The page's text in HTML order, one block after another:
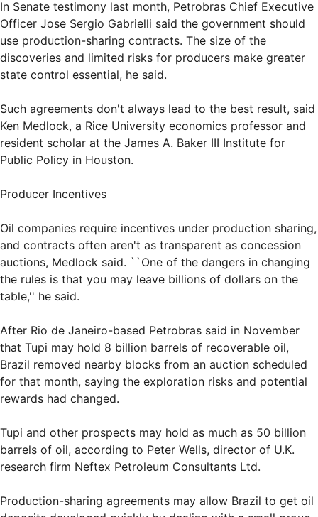
In Senate testimony last month, Petrobras Chief Executive
Officer Jose Sergio Gabrielli said the government should
use production-sharing contracts. The size of the
discoveries and limited risks for producers make greater
state control essential, he said.
Such agreements don't always lead to the best result, said
Ken Medlock, a Rice University economics professor and
resident scholar at the James A. Baker III Institute for
Public Policy in Houston.
Producer Incentives
Oil companies require incentives under production sharing,
and contracts often aren't as transparent as concession
auctions, Medlock said. ``One of the dangers in changing
the rules is that you may leave billions of dollars on the
table,'' he said.
After Rio de Janeiro-based Petrobras said in November
that Tupi may hold 8 billion barrels of recoverable oil,
Brazil removed nearby blocks from an auction scheduled
for that month, saying the exploration risks and potential
rewards had changed.
Tupi and other prospects may hold as much as 50 billion
barrels of oil, according to Peter Wells, director of U.K.
research firm Neftex Petroleum Consultants Ltd.
Production-sharing agreements may allow Brazil to get oil